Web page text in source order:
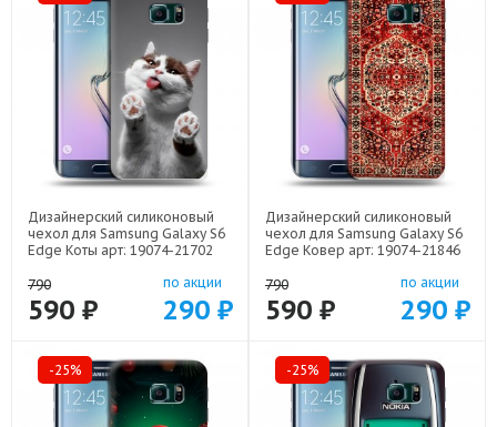
Дизайнерский силиконовый
чехол для Samsung Galaxy S6
Edge Коты арт: 19074-21702
790
590 ₽
по акции
290 ₽
Дизайнерский силиконовый
чехол для Samsung Galaxy S6
Edge Ковер арт: 19074-21846
790
590 ₽
по акции
290 ₽
-25% -25%